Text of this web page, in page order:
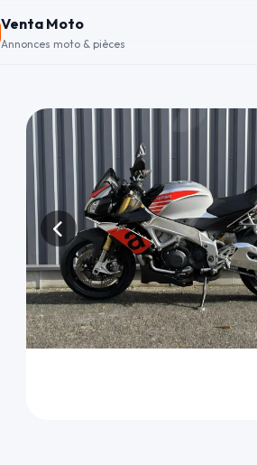
Venta Moto
Annonces moto & pièces